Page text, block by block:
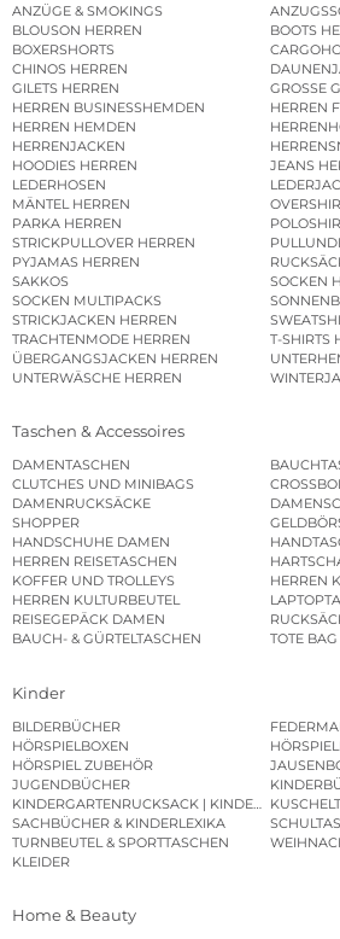
ANZÜGE & SMOKINGS
BLOUSON HERREN
BOOTS
BOXERSHORTS
CHINOS HERREN
GILETS HERREN
GROSSE
HERREN BUSINESSHEMDEN
HERREN
HERREN HEMDEN
HERRENJACKEN
HOODIES HERREN
JEANS
LEDERHOSEN
MÄNTEL HERREN
PARKA HERREN
STRICKPULLOVER HERREN
PYJAMAS HERREN
SAKKOS
SOCKEN
SOCKEN MULTIPACKS
STRICKJACKEN HERREN
TRACHTENMODE HERREN
T-SHIRTS
ÜBERGANGSJACKEN HERREN
UNTERWÄSCHE HERREN
Taschen & Accessoires
DAMENTASCHEN
CLUTCHES UND MINIBAGS
DAMENRUCKSÄCKE
SHOPPER
HANDSCHUHE DAMEN
HERREN REISETASCHEN
KOFFER UND TROLLEYS
HERREN
HERREN KULTURBEUTEL
REISEGEPÄCK DAMEN
BAUCH- & GÜRTELTASCHEN
TOTE BAG
Kinder
BILDERBÜCHER
HÖRSPIELBOXEN
HÖRSPIEL ZUBEHÖR
JUGENDBÜCHER
KINDERGARTENRUCKSACK |
SACHBÜCHER & KINDERLEXIKA
TURNBEUTEL & SPORTTASCHEN
KLEIDER
Home & Beauty